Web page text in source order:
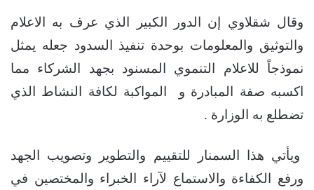
ﻭﻗﺎﻝ ﺷﻘﻼﻭﻱ ﺇﻥ ﺍﻟﺪﻭﺭ ﺍﻟﻜﺒﻴﺮ ﺍﻟﺬﻱ ﻋﺮﻑ ﺑﻪ ﺍﻻﻋﻼﻡ
ﻭﺍﻟﺘﻮﺛﻴﻖ ﻭﺍﻟﻤﻌﻠﻮﻣﺎﺕ ﺑﻮﺣﺪﺓ ﺗﻨﻔﻴﺬ ﺍﻟﺴﺪﻭﺩ ﺟﻌﻠﻪ يمثل
نموذجاً للاعلام التنموي المسنود بجهد الشركاء مما
اكسبه صفة المبادرة و ﺍﻟﻤﻮﺍﻛﺒﺔ ﻟﻜﺎﻓﺔ ﺍلنشاط الذي
تضطلع به ﺍﻟﻮﺯﺍﺭﺓ .
ﻭﻳﺄﺗﻲ ﻫﺬﺍ ﺍﻟﺴﻤﻨﺎﺭ ﻟﻠﺘﻘﻴﻴﻢ والتطوير ﻭﺗﺼﻮﻳﺐ ﺍﻟﺠﻬﺪ
ﻭﺭﻓﻊ ﺍﻟﻜﻔﺎﺀﺓ ﻭﺍﻻﺳﺘﻤﺎﻉ لآراء الخبراء والمختصين في